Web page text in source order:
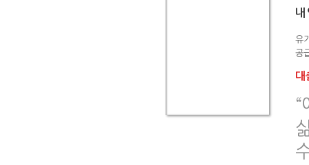
내
유
공
대